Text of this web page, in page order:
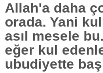
Allah'a daha
orada. Yani
asıl mesele
eğer kul
ubudiyette